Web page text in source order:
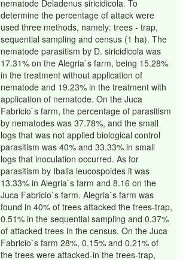
nematode Deladenus siricidicola. To
determine the percentage of attack were
used three methods, namely: trees - trap,
sequential sampling and census (1 ha). The
nematode parasitism by D. siricidicola was
17.31% on the Alegria`s farm, being 15.28%
in the treatment without application of
nematode and 19.23% in the treatment with
application of nematode. On the Juca
Fabricio`s farm, the percentage of parasitism
by nematodes was 37.78%, and the small
logs that was not applied biological control
parasitism was 40% and 33.33% in small
logs that inoculation occurred. As for
parasitism by Ibalia leucospoides it was
13.33% in Alegria`s farm and 8.16 on the
Juca Fabricio`s farm. Alegria`s farm was
found in 40% of trees attacked the trees-trap,
0.51% in the sequential sampling and 0.37%
of attacked trees in the census. On the Juca
Fabricio`s farm 28%, 0.15% and 0.21% of
the trees were attacked-in the trees-trap,